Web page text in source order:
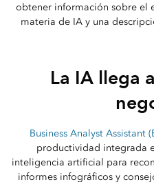
obtener información sobre el
materia de IA y una
La IA llega
Business Analyst Assistant
productividad integrada
inteligencia artificial para
informes infográficos y